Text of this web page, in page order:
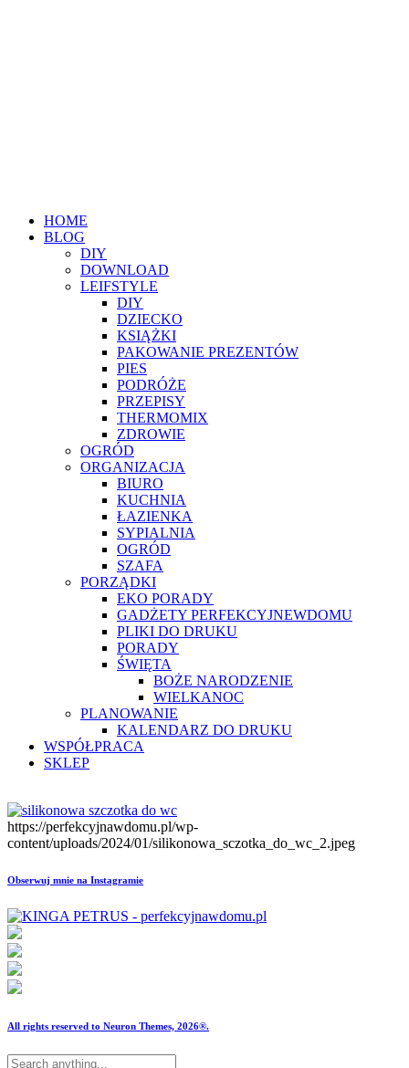
HOME
BLOG
DIY
DOWNLOAD
LEIFSTYLE
DIY
DZIECKO
KSIĄŻKI
PAKOWANIE PREZENTÓW
PIES
PODRÓŻE
PRZEPISY
THERMOMIX
ZDROWIE
OGRÓD
ORGANIZACJA
BIURO
KUCHNIA
ŁAZIENKA
SYPIALNIA
OGRÓD
SZAFA
PORZĄDKI
EKO PORADY
GADŻETY PERFEKCYJNEWDOMU
PLIKI DO DRUKU
PORADY
ŚWIĘTA
BOŻE NARODZENIE
WIELKANOC
PLANOWANIE
KALENDARZ DO DRUKU
WSPÓŁPRACA
SKLEP
https://perfekcyjnawdomu.pl/wp-
content/uploads/2024/01/silikonowa_sczotka_do_wc_2.jpeg
Obserwuj mnie na Instagramie
All rights reserved to Neuron Themes, 2026®.